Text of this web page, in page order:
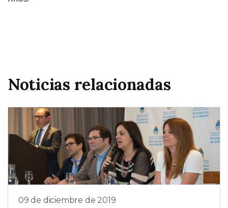
Noticias relacionadas
09 de diciembre de 2019